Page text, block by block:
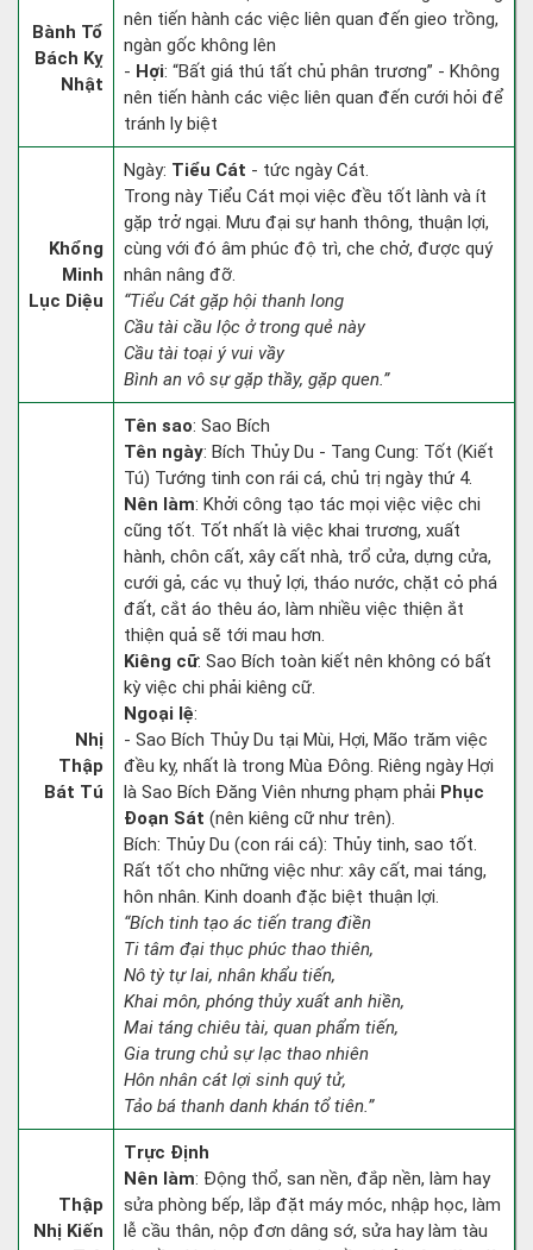
Bành Tổ
Bách Kỵ
Nhật
nên tiến hành các việc liên quan đến gieo trồng,
ngàn gốc không lên
- Hợi: “Bất giá thú tất chủ phân trương” - Không
nên tiến hành các việc liên quan đến cưới hỏi để
tránh ly biệt
Khổng
Minh
Lục Diệu
Ngày: Tiểu Cát - tức ngày Cát.
Trong này Tiểu Cát mọi việc đều tốt lành và ít
gặp trở ngại. Mưu đại sự hanh thông, thuận lợi,
cùng với đó âm phúc độ trì, che chở, được quý
nhân nâng đỡ.
“Tiểu Cát gặp hội thanh long
Cầu tài cầu lộc ở trong quẻ này
Cầu tài toại ý vui vầy
Bình an vô sự gặp thầy, gặp quen.”
Nhị
Thập
Bát Tú
Tên sao: Sao Bích
Tên ngày: Bích Thủy Du - Tang Cung: Tốt (Kiết
Tú) Tướng tinh con rái cá, chủ trị ngày thứ 4.
Nên làm: Khởi công tạo tác mọi việc việc chi
cũng tốt. Tốt nhất là việc khai trương, xuất
hành, chôn cất, xây cất nhà, trổ cửa, dựng cửa,
cưới gả, các vụ thuỷ lợi, tháo nước, chặt cỏ phá
đất, cắt áo thêu áo, làm nhiều việc thiện ắt
thiện quả sẽ tới mau hơn.
Kiêng cữ: Sao Bích toàn kiết nên không có bất
kỳ việc chi phải kiêng cữ.
Ngoại lệ:
- Sao Bích Thủy Du tại Mùi, Hợi, Mão trăm việc
đều kỵ, nhất là trong Mùa Đông. Riêng ngày Hợi
là Sao Bích Đăng Viên nhưng phạm phải Phục
Đoạn Sát (nên kiêng cữ như trên).
Bích: Thủy Du (con rái cá): Thủy tinh, sao tốt.
Rất tốt cho những việc như: xây cất, mai táng,
hôn nhân. Kinh doanh đặc biệt thuận lợi.
“Bích tinh tạo ác tiến trang điền
Ti tâm đại thục phúc thao thiên,
Nô tỳ tự lai, nhân khẩu tiến,
Khai môn, phóng thủy xuất anh hiền,
Mai táng chiêu tài, quan phẩm tiến,
Gia trung chủ sự lạc thao nhiên
Hôn nhân cát lợi sinh quý tử,
Tảo bá thanh danh khán tổ tiên.”
Thập
Nhị Kiến
Trực Định
Nên làm: Động thổ, san nền, đắp nền, làm hay
sửa phòng bếp, lắp đặt máy móc, nhập học, làm
lễ cầu thân, nộp đơn dâng sớ, sửa hay làm tàu